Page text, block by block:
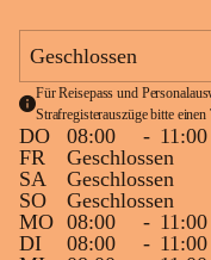
Geschlossen
Für Reisepass und
Strafregisterauszüge bitte
DO 08:00 - 11:00
FR
Geschlossen
SA
Geschlossen
SO
Geschlossen
MO 08:00 - 11:00
DI
08:00 - 11:00